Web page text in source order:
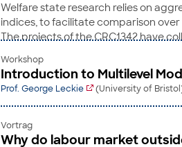
Welfare state research relies on
indices, to facilitate comparison
The projects of the CRC1342 have
and societal yardsticks during the
the inclusiveness and scope of
we are working to construct a
policy. The workshop presents a
and feedback.
Workshop
Introduction to Multilevel
Prof. George Leckie (University of
Vortrag
Why do labour market